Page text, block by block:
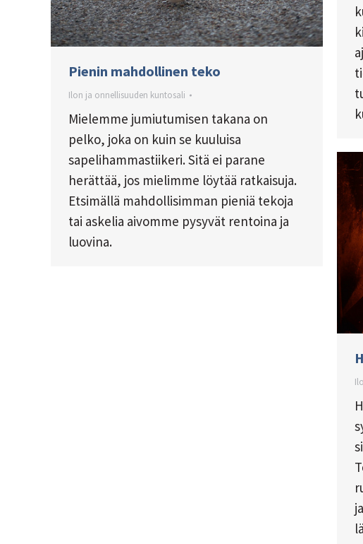
Pienin mahdollinen teko
Ilon ja onnellisuuden kuntosali
Mielemme jumiutumisen takana on
pelko, joka on kuin se kuuluisa
sapelihammastiikeri. Sitä ei parane
herättää, jos mielimme löytää ratkaisuja.
Etsimällä mahdollisimman pieniä tekoja
tai askelia aivomme pysyvät rentoina ja
luovina.